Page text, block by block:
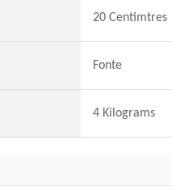
20 Centimtres
Fonte
4 Kilograms